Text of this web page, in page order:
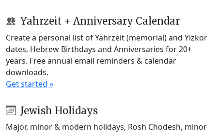
Yahrzeit + Anniversary Calendar
Create a personal list of Yahrzeit (memorial) and Yizkor
dates, Hebrew Birthdays and Anniversaries for 20+
years. Free annual email reminders & calendar
downloads.
Get started »
Jewish Holidays
Major, minor & modern holidays, Rosh Chodesh, minor